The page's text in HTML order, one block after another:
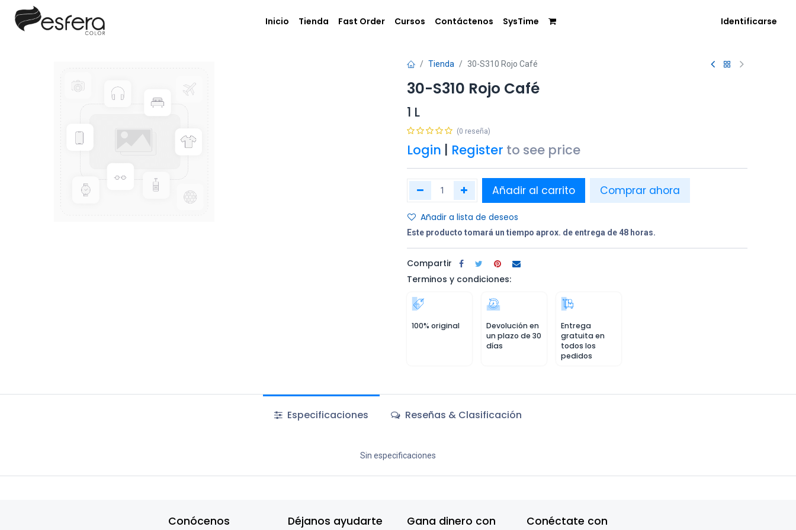
Inicio Tienda Fast Order Cursos Contáctenos SysTime Identificarse
Tienda 30-S310 Rojo Café
30-S310 Rojo Café
1 L
(0 reseña)
Login Register to see price
Añadir al carrito Comprar ahora
Añadir a lista de deseos
Este producto tomará un tiempo aprox. de entrega de 48 horas.
Compartir
Terminos y condiciones:
100% original
Devolución en
un plazo de 30
días
Entrega
gratuita en
todos los
pedidos
Especificaciones Reseñas & Clasificación
Sin especificaciones
Conócenos Déjanos ayudarte
Gana dinero con
Conéctate con